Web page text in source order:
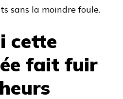
sans la moindre foule.
cette
fait fuir